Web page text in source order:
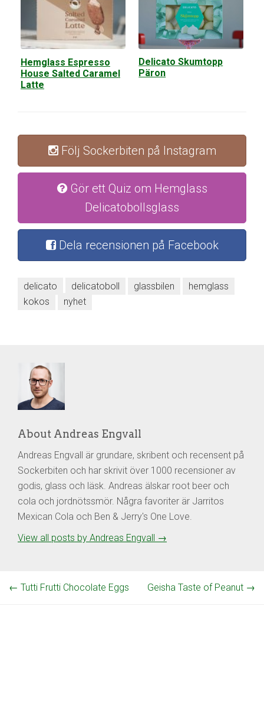
Hemglass Espresso
House Salted Caramel
Latte
Delicato Skumtopp
Päron
Följ Sockerbiten på Instagram
Gör ett Quiz om Hemglass
Delicatobollsglass
Dela recensionen på Facebook
delicato delicatoboll glassbilen
hemglass
kokos
nyhet
About Andreas Engvall
Andreas Engvall är grundare, skribent och recensent på
Sockerbiten och har skrivit över 1000 recensioner av
godis, glass och läsk. Andreas älskar root beer och
cola och jordnötssmör. Några favoriter är Jarritos
Mexican Cola och Ben & Jerry's One Love.
View all posts by Andreas Engvall
→
← Tutti Frutti Chocolate Eggs Geisha Taste of Peanut →